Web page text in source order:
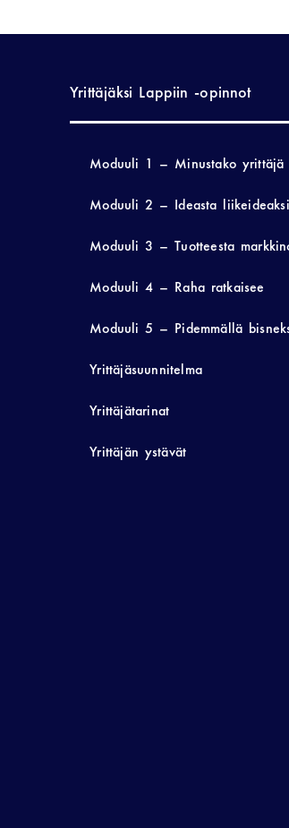
Yrittäjäksi Lappiin -opinnot
Moduuli 1 – Minustako yrittäjä
Moduuli 2 – Ideasta liikeideaksi
Moduuli 3 – Tuotteesta
Moduuli 4 – Raha ratkaisee
Moduuli 5 – Pidemmällä
Yrittäjäsuunnitelma
Yrittäjätarinat
Yrittäjän ystävät